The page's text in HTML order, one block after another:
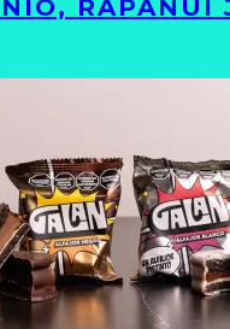
RAPANUI